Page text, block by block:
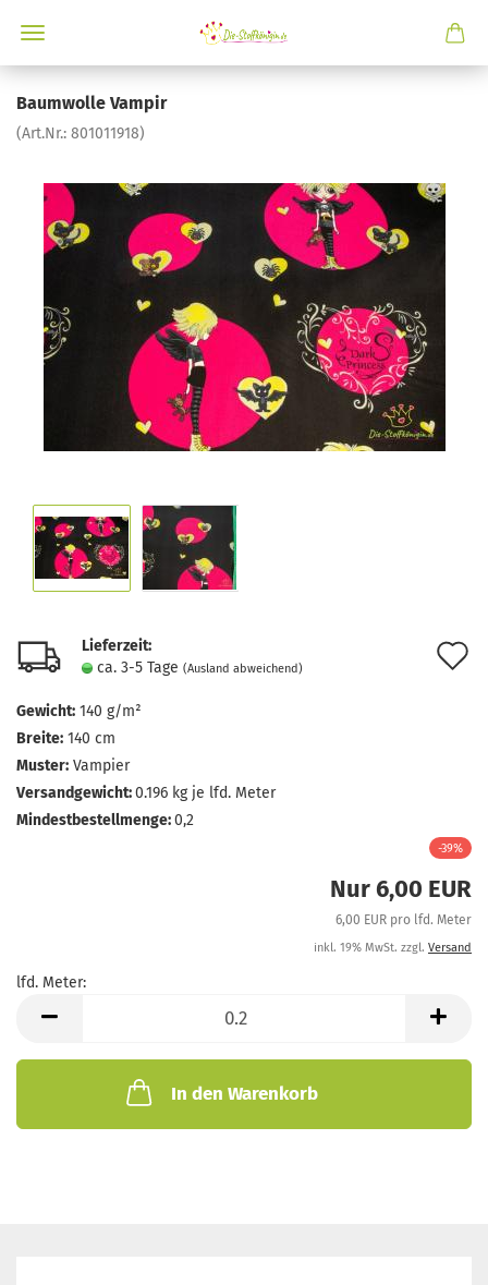
Baumwolle Vampir
(Art.Nr.: 801011918)
Lieferzeit:
ca. 3-5 Tage (Ausland abweichend)
Gewicht: 140 g/m²
Breite: 140 cm
Muster: Vampier
Versandgewicht:0.196 kg je lfd. Meter
Mindestbestellmenge:0,2
-39%
Nur 6,00 EUR
6,00 EUR pro lfd. Meter
inkl. 19% MwSt. zzgl. Versand
lfd. Meter:
Meter
In den Warenkorb